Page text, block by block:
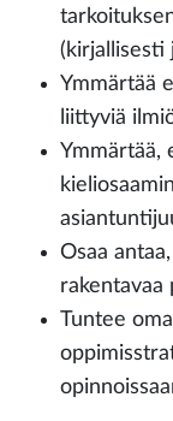
(kirjallisesti
Ymmärtää
liittyviä
Ymmärtää,
Osaa
rakentavaa
Tuntee